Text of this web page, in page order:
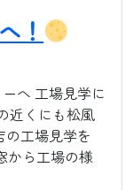
！
へ 工場見学に
近くにも松風
工場見学を
から工場の様